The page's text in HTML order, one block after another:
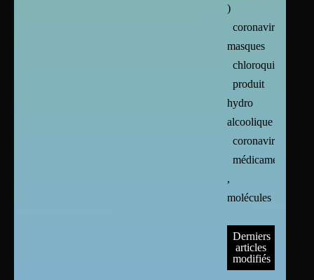
)
coronavirus :
masques
chloroquine
produit
hydro
alcoolique
coronavirus
médicaments
,
molécules
Derniers
articles
modifiés